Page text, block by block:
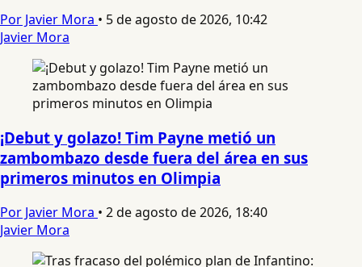
Por Javier Mora • 5 de agosto de 2026, 10:42
Javier Mora
¡Debut y golazo! Tim Payne metió un
zambombazo desde fuera del área en sus
primeros minutos en Olimpia
Por Javier Mora • 2 de agosto de 2026, 18:40
Javier Mora